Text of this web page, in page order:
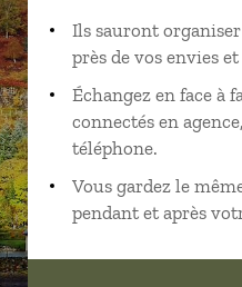
Ils sauront
près de vos envies
Échangez en face à
connectés en
téléphone.
Vous gardez le
pendant et après